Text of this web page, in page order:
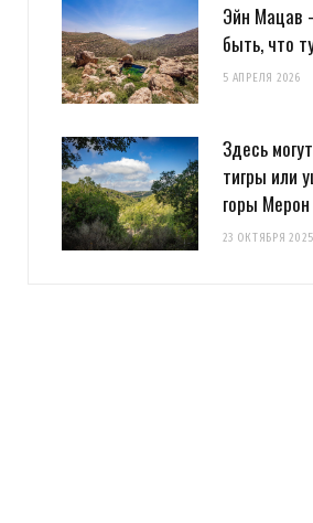
Эйн
быть, что
5 АПРЕЛЯ 2026
Здесь
тигры или
горы Мерон
23 ОКТЯБРЯ 2025